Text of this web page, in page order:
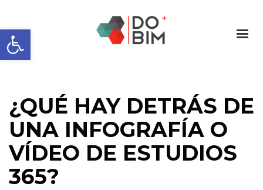
Abrir barra de herramientas
¿QUÉ HAY DETRÁS DE
UNA INFOGRAFÍA O
VÍDEO DE ESTUDIOS
365?